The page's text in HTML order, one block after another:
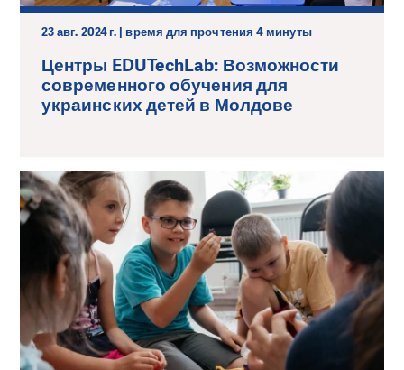
23 авг. 2024 г. | время для прочтения 4 минуты
Центры EDUTechLab: Возможности
современного обучения для
украинских детей в Молдове